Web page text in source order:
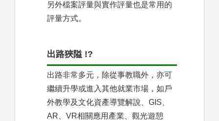
另外檔案評量與實作評量也是常用的
評量方式。
出路狹隘 !?
出路非常多元，除從事教職外，亦可
繼續升學或進入其他就業市場，如戶
外教學及文化資產導覽解說、GIS、
AR、VR相關應用產業、觀光遊憩